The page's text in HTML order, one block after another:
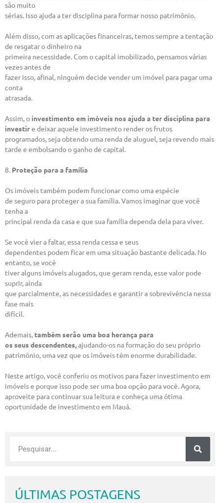
ÚLTIMAS POSTAGENS
são muito
sérias. Isso ajuda a ter disciplina para formar nosso patrimônio.
Além disso, com as aplicações financeiras, temos sempre a tentação
de resgatar o dinheiro na
primeira necessidade. Com o capital imobilizado, pensamos várias
vezes antes de
fazer isso, afinal, ninguém decide vender um imóvel para pagar uma
conta
atrasada.
Assim, o investimento em imóveis nos ajuda a ter disciplina para
investire deixar aquele investimento render os frutos
programados, seja obtendo uma renda de aluguel, seja revendo mais
tarde e embolsando o ganho de capital.
8. Proteção para a família
Os imóveis também podem funcionar como uma espécie
de seguro para proteger a sua família. Vamos imaginar que você
tenha a
principal renda da casa e que sua família dependa dela para viver.
Se você vier a faltar, essa renda cessa e seus
dependentes podem ficar em uma situação bastante delicada. No
entanto, se você
tiver alguns imóveis alugados, que geram renda, esse valor pode
suprir, ainda
que parcialmente, as necessidades e garantir a sobrevivência nessa
fase mais
difícil.
Ademais, também serão uma boa herança para
os seus descendentes,ajudando-os na formação do seu próprio
patrimônio, uma vez que os imóveis têm enorme durabilidade.
Neste artigo, você conferiu os motivos para fazer investimento em
imóveis e porque isso pode ser uma boa opção para você. Agora,
aproveite para continuar sua leitura e conheça uma ótima
oportunidade de investimento em Mauá.